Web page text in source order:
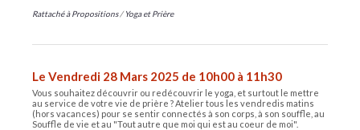
Rattaché à Propositions /Yoga et Prière
Le Vendredi 28 Mars 2025 de 10h00 à 11h30
Vous souhaitez découvrir ou redécouvrir le yoga, et surtout le mettre
au service de votre vie de prière ? Atelier tous les vendredis matins
(hors vacances) pour se sentir connectés à son corps, à son souffle, au
Souffle de vie et au "Tout autre que moi qui est au coeur de moi".